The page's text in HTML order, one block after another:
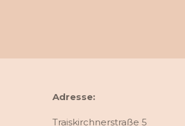
Adresse:
Traiskirchnerstraße 5